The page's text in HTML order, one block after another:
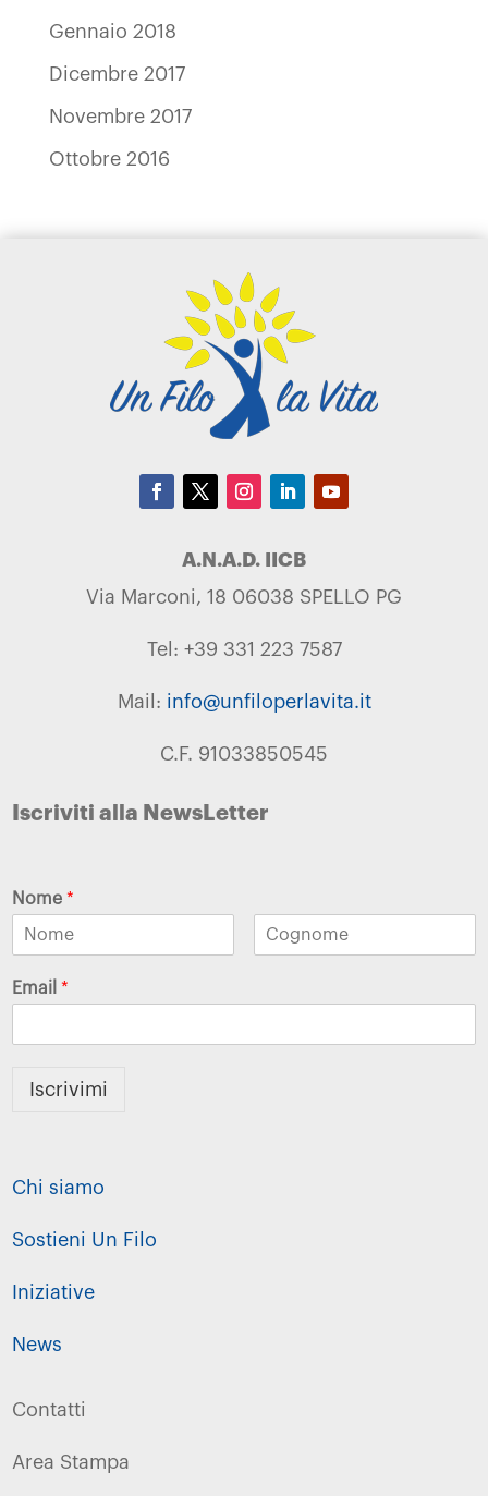
Gennaio 2018
Dicembre 2017
Novembre 2017
Ottobre 2016
A.N.A.D. IICB
Via Marconi, 18 06038 SPELLO PG
Tel: +39 331 223 7587
Mail: info@unfiloperlavita.it
C.F. 91033850545
Iscriviti alla NewsLetter
Nome*
Email*
Iscrivimi
Chi siamo
Sostieni Un Filo
Iniziative
News
Contatti
Area Stampa